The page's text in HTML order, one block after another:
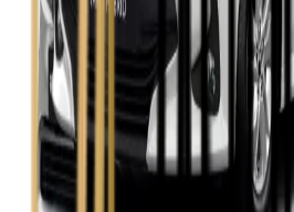
Skoda Octavia
Zobacz
Toyota Avensis
Zobacz
Toyota Camry